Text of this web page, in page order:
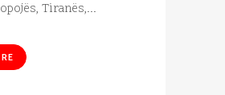
Tiranës,...